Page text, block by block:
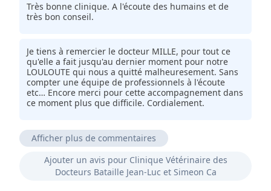
Très bonne clinique. A l'écoute des humains et de
très bon conseil.
Je tiens à remercier le docteur MILLE, pour tout ce
qu'elle a fait jusqu'au dernier moment pour notre
LOULOUTE qui nous a quitté malheuresement. Sans
compter une équipe de professionnels à l'écoute
etc… Encore merci pour cette accompagnement dans
ce moment plus que difficile. Cordialement.
Afficher plus de commentaires
Accueil super, excellents conseils pour ma tortue
hier, déjas une amélioration un œil ouvert génial je
recommande merci beaucoup Docteur Simeon.
Ajouter un avis pour Clinique Vétérinaire des
Docteurs Bataille Jean-Luc et Simeon Ca